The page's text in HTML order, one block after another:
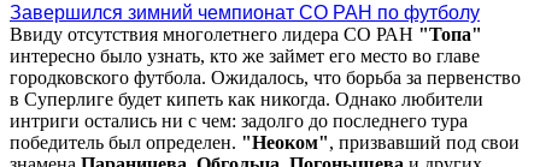
Завершился зимний чемпионат СО РАН по футболу
Ввиду отсутствия многолетнего лидера СО РАН "Топа"
интересно было узнать, кто же займет его место во главе
городковского футбола. Ожидалось, что борьба за первенство
в Суперлиге будет кипеть как никогда. Однако любители
интриги остались ни с чем: задолго до последнего тура
победитель был определен. "Неоком", призвавший под свои